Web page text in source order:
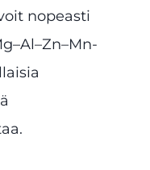
nopeasti